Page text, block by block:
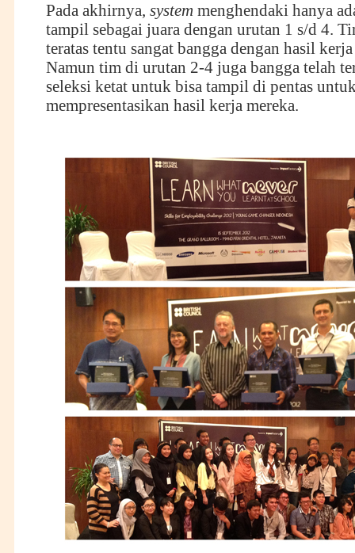
Pada akhirnya, systemmenghendaki hanya
tampil sebagai juara dengan urutan 1 s/d 4.
teratas tentu sangat bangga dengan hasil
Namun tim di urutan 2-4 juga bangga telah
seleksi ketat untuk bisa tampil di pentas
mempresentasikan hasil kerja mereka.